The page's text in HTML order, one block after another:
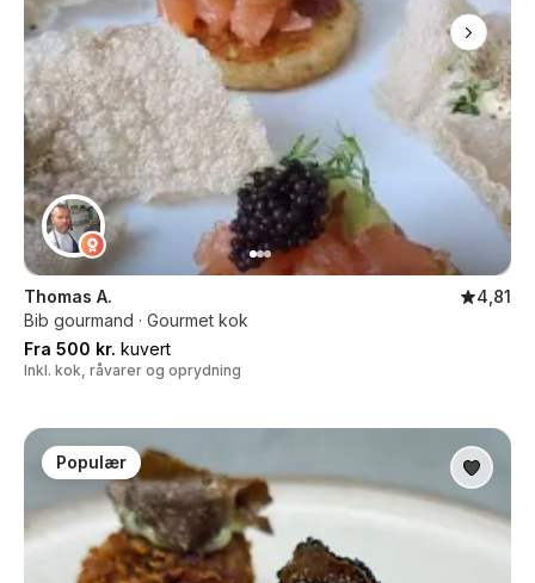
Thomas A.
4,81
Bib gourmand · Gourmet kok
Fra 500 kr. kuvert
Inkl. kok, råvarer og oprydning
Populær